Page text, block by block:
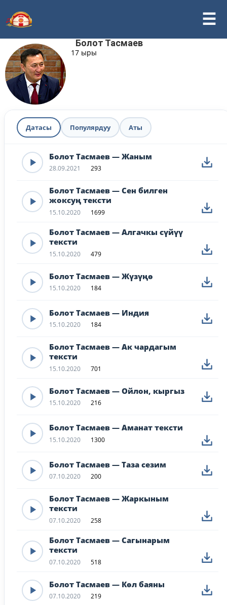
Болот Тасмаев
17 ыры
Датасы Популярдуу Аты
Болот Тасмаев — Жаным
28.09.2021 293
Болот Тасмаев — Сен билген
жоксуң тексти
15.10.2020 1699
Болот Тасмаев — Алгачкы сүйүү
тексти
15.10.2020 479
Болот Тасмаев — Жүзүңө
15.10.2020 184
Болот Тасмаев — Индия
15.10.2020 184
Болот Тасмаев — Ак чардагым
тексти
15.10.2020 701
Болот Тасмаев — Ойлон, кыргыз
15.10.2020 216
Болот Тасмаев — Аманат тексти
15.10.2020 1300
Болот Тасмаев — Таза сезим
07.10.2020 200
Болот Тасмаев — Жаркыным
тексти
07.10.2020 258
Болот Тасмаев — Сагынарым
тексти
07.10.2020 518
Болот Тасмаев — Көл баяны
07.10.2020 219